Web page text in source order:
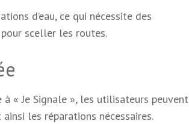
d’eau, ce qui nécessite des
sceller les routes.
« Je Signale », les utilisateurs peuvent
les réparations nécessaires.